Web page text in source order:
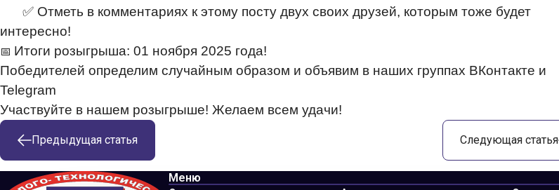
✅ Отметь в комментариях к этому посту двух своих друзей, которым тоже будет
интересно!
📅 Итоги розыгрыша: 01 ноября 2025 года!
Победителей определим случайным образом и объявим в наших группах ВКонтакте и
Telegram
Участвуйте в нашем розыгрыше! Желаем всем удачи!
Предыдущая статья Следующая статья
Меню